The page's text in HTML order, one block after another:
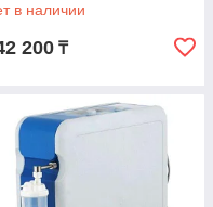
в наличии
200 ₸